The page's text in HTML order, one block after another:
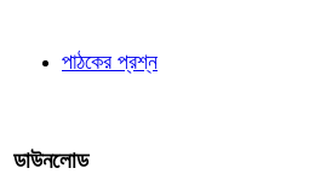
পাঠকের প্রশ্ন
ডাউনলোড